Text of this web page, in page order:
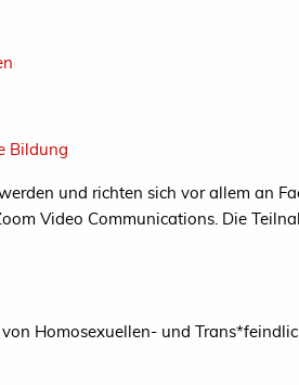
Bildung
und richten sich vor allem an
Video Communications. Die
Homosexuellen- und